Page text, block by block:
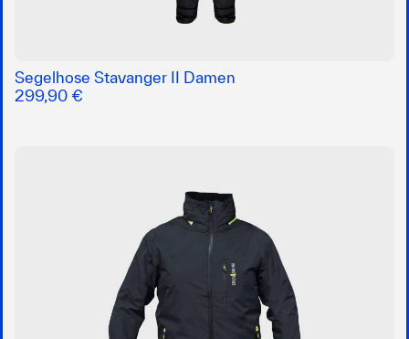
Segelhose Stavanger II Damen
299,90 €